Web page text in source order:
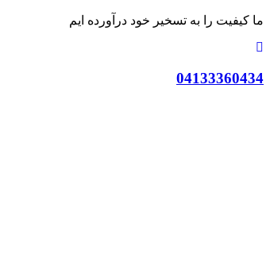
ما کیفیت را به تسخیر خود درآورده ایم
04133360434